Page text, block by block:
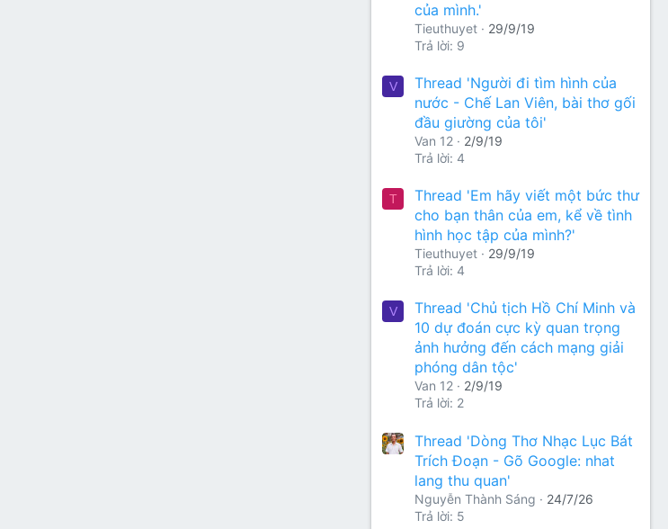
của mình.'
Tieuthuyet
29/9/19
Trả lời: 9
V
Thread 'Người đi tìm hình của
nước - Chế Lan Viên, bài thơ gối
đầu giường của tôi'
Van 12
2/9/19
Trả lời: 4
T
Thread 'Em hãy viết một bức thư
cho bạn thân của em, kể về tình
hình học tập của mình?'
Tieuthuyet
29/9/19
Trả lời: 4
V
Thread 'Chủ tịch Hồ Chí Minh và
10 dự đoán cực kỳ quan trọng
ảnh hưởng đến cách mạng giải
phóng dân tộc'
Van 12
2/9/19
Trả lời: 2
Thread 'Dòng Thơ Nhạc Lục Bát
Trích Đoạn - Gõ Google: nhat
lang thu quan'
Nguyễn Thành Sáng
24/7/26
Trả lời: 5